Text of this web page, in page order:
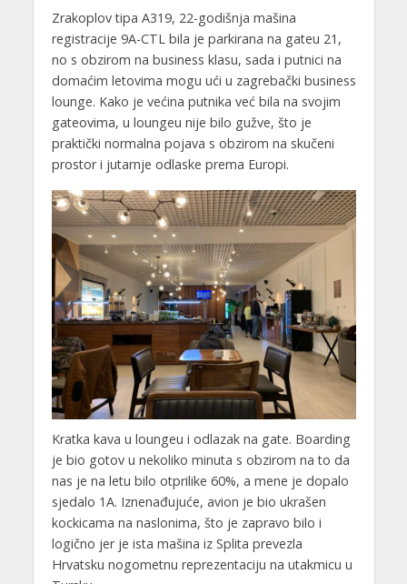
Zrakoplov tipa A319, 22-godišnja mašina
registracije 9A-CTL bila je parkirana na gateu 21,
no s obzirom na business klasu, sada i putnici na
domaćim letovima mogu ući u zagrebački business
lounge. Kako je većina putnika već bila na svojim
gateovima, u loungeu nije bilo gužve, što je
praktički normalna pojava s obzirom na skučeni
prostor i jutarnje odlaske prema Europi.
Kratka kava u loungeu i odlazak na gate. Boarding
je bio gotov u nekoliko minuta s obzirom na to da
nas je na letu bilo otprilike 60%, a mene je dopalo
sjedalo 1A. Iznenađujuće, avion je bio ukrašen
kockicama na naslonima, što je zapravo bilo i
logično jer je ista mašina iz Splita prevezla
Hrvatsku nogometnu reprezentaciju na utakmicu u